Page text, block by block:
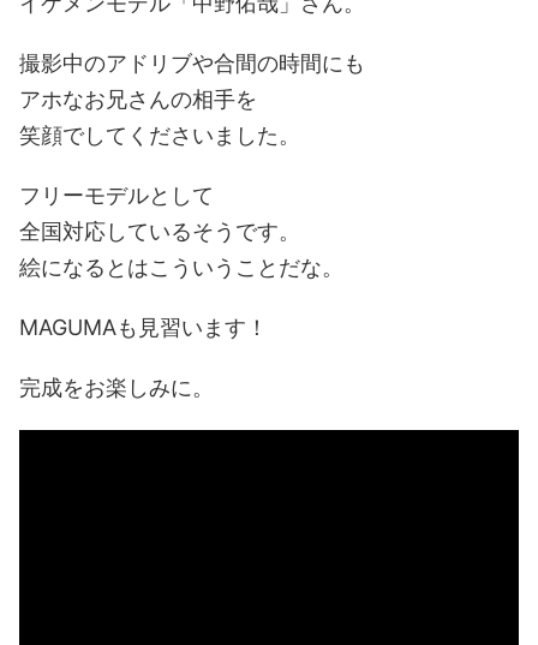
撮影中のアドリブや合間の時間にも
アホなお兄さんの相手を
笑顔でしてくださいました。
フリーモデルとして
全国対応しているそうです。
絵になるとはこういうことだな。
MAGUMAも見習います！
完成をお楽しみに。